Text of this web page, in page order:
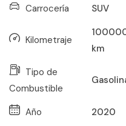
Carrocería SUV
Kilometraje
km
Tipo de
Combustible
Año
2020